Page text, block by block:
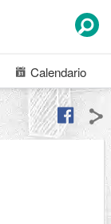
Calendario